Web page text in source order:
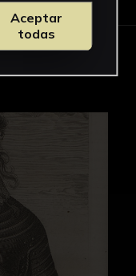
Aceptar
todas